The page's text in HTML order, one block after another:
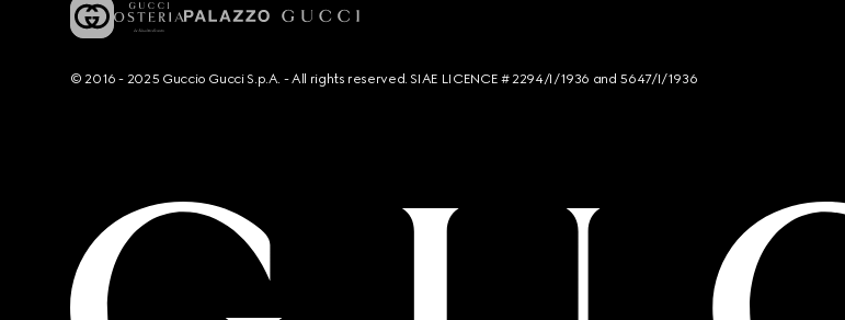
© 2016 - 2025 Guccio Gucci S.p.A. - All rights reserved. SIAE LICENCE # 2294/I/1936 and 5647/I/1936